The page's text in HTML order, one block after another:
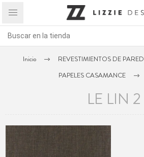
Inicio REVESTIMIENTOS DE PARED
PAPELES CASAMANCE
LE LIN 2